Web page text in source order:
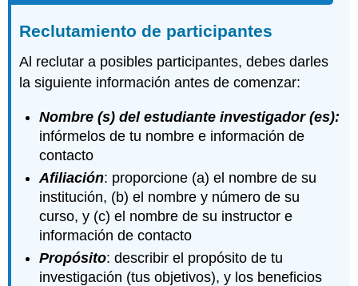
Reclutamiento de participantes
Al reclutar a posibles participantes, debes darles
la siguiente información antes de comenzar:
Nombre (s) del estudiante investigador (es):
infórmelos de tu nombre e información de
contacto
Afiliación: proporcione (a) el nombre de su
institución, (b) el nombre y número de su
curso, y (c) el nombre de su instructor e
información de contacto
Propósito: describir el propósito de tu
investigación (tus objetivos), y los beneficios